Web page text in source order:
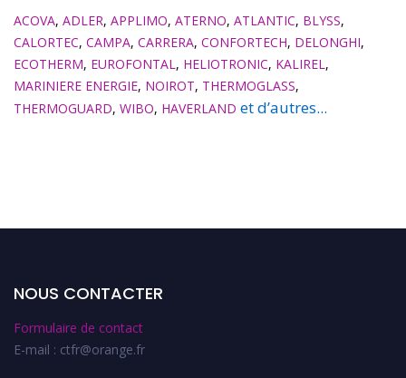
ACOVA, ADLER, APPLIMO, ATERNO, ATLANTIC, BLYSS,
CALORTEC, CAMPA, CARRERA, CONFORTECH, DELONGHI,
ECOTHERM, EUROFONTAL , HELIOTRONIC, KALIREL ,
MARINIERE ENERGIE, NOIROT, THERMOGLASS,
THERMOGUARD, WIBO, HAVERLAND et d’autres...
NOUS CONTACTER
Formulaire de contact
E-mail : ctfr@orange.fr